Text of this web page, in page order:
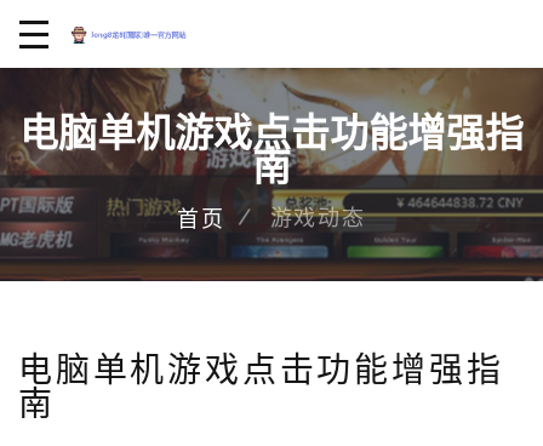
电脑单机游戏点击功能增强指
南
首页 游戏动态
电脑单机游戏点击功能增强指
南